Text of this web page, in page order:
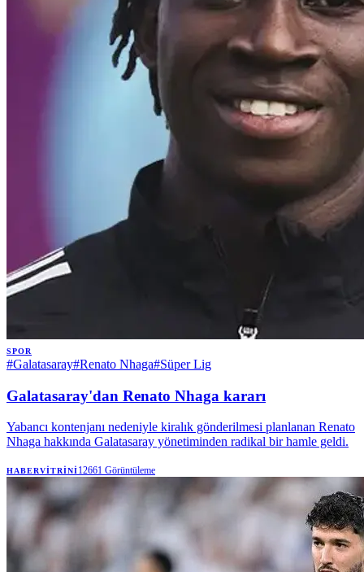
SPOR
#Galatasaray#Renato Nhaga#Süper Lig
Galatasaray'dan Renato Nhaga kararı
Yabancı kontenjanı nedeniyle kiralık gönderilmesi planlanan Renato
Nhaga hakkında Galatasaray yönetiminden radikal bir hamle geldi.
HABERVITRINI12661 Görüntüleme